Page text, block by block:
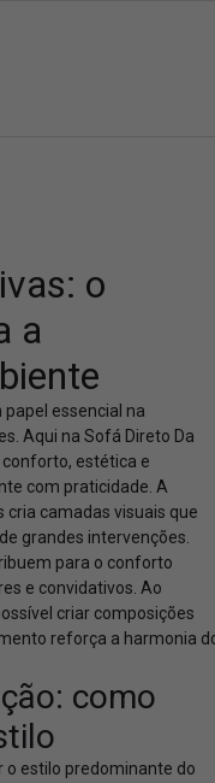
o
a
essencial na
Aqui na Sofá Direto Da
conforto, estética e
com praticidade. A
camadas visuais que
grandes intervenções.
para o conforto
e convidativos. Ao
criar composições
reforça a harmonia
como
o estilo predominante do